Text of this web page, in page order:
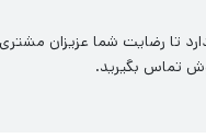
تا رضایت شما عزیزان مشتری
تماس بگیرید.